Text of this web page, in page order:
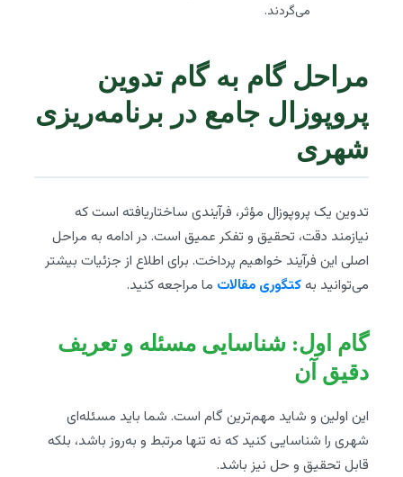
می‌گردند.
مراحل گام به گام تدوین
پروپوزال جامع در برنامه‌ریزی
شهری
تدوین یک پروپوزال مؤثر، فرآیندی ساختاریافته است که
نیازمند دقت، تحقیق و تفکر عمیق است. در ادامه به مراحل
اصلی این فرآیند خواهیم پرداخت. برای اطلاع از جزئیات بیشتر
می‌توانید بهکتگوری مقالاتما مراجعه کنید.
گام اول: شناسایی مسئله و تعریف
دقیق آن
این اولین و شاید مهم‌ترین گام است. شما باید مسئله‌ای
شهری را شناسایی کنید که نه تنها مرتبط و به‌روز باشد، بلکه
قابل تحقیق و حل نیز باشد.